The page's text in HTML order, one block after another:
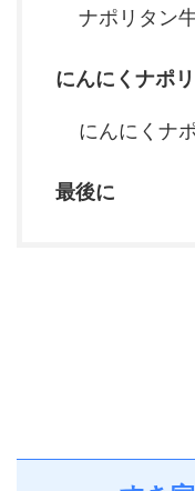
ナポリタン
にんにくナポ
にんにくナ
最後に